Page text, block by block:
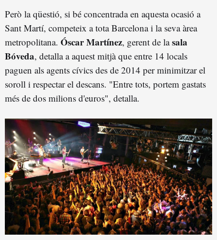
Però la qüestió, si bé concentrada en aquesta ocasió a
Sant Martí, competeix a tota Barcelona i la seva àrea
metropolitana. Óscar Martínez, gerent de lasala
Bóveda, detalla a aquest mitjà que entre 14 locals
paguen als agents cívics des de 2014 per minimitzar el
soroll i respectar el descans. "Entre tots, portem gastats
més de dos milions d'euros", detalla.